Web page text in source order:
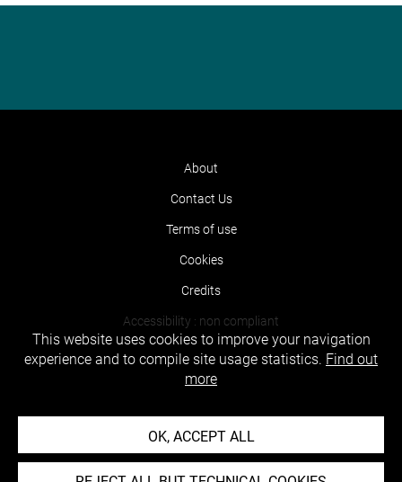
About
Contact Us
Terms of use
Cookies
Credits
Accessibility : non compliant
This website uses cookies to improve your navigation
experience and to compile site usage statistics. Find out
more
OK, ACCEPT ALL